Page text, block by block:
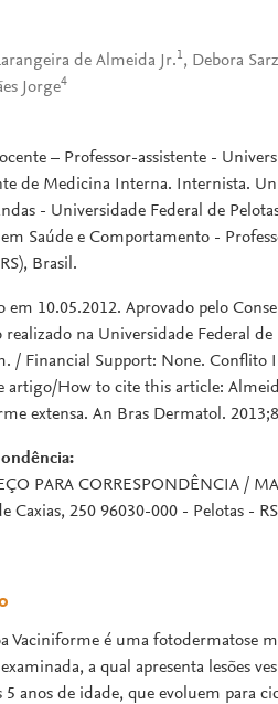
de Almeida Jr.1, Debora
Jorge4
– Professor-assistente -
de Medicina Interna. Internista.
- Universidade Federal de
Saúde e Comportamento -
Brasil.
em 10.05.2012. Aprovado pelo
realizado na Universidade Federal
/ Financial Support: None. Conflito
artigo/How to cite this article:
extensa. An Bras Dermatol.
PARA CORRESPONDÊNCIA /
Caxias, 250 96030-000 - Pelotas -
Vaciniforme é uma fotodermatose
a qual apresenta lesões
5 anos de idade, que evoluem para